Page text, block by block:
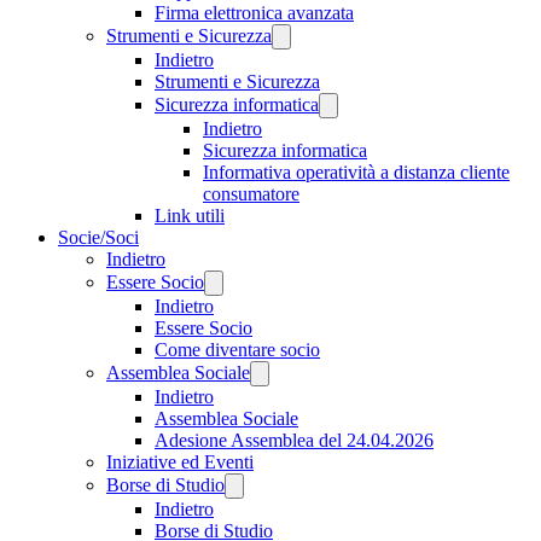
Firma elettronica avanzata
Strumenti e Sicurezza
Indietro
Strumenti e Sicurezza
Sicurezza informatica
Indietro
Sicurezza informatica
Informativa operatività a distanza cliente
consumatore
Link utili
Socie/Soci
Indietro
Essere Socio
Indietro
Essere Socio
Come diventare socio
Assemblea Sociale
Indietro
Assemblea Sociale
Adesione Assemblea del 24.04.2026
Iniziative ed Eventi
Borse di Studio
Indietro
Borse di Studio